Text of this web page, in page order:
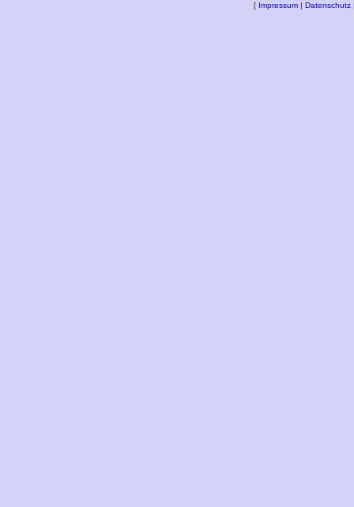
[ Impressum | Datenschutz